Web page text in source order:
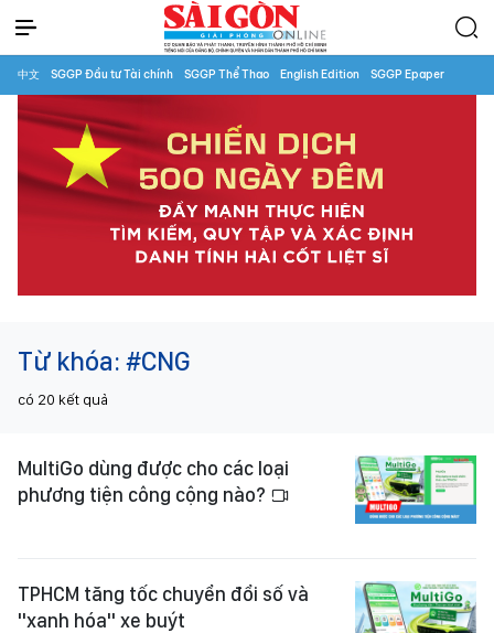
中文 SGGP Đầu tư Tài chính SGGP Thể Thao English Edition SGGP Epaper
Từ khóa: #CNG
có 20 kết quả
MultiGo dùng được cho các loại
phương tiện công cộng nào?
TPHCM tăng tốc chuyển đổi số và
"xanh hóa" xe buýt